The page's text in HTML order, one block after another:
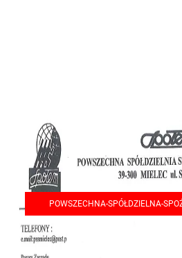
POWSZECHNA-SPÓŁDZIELNA-